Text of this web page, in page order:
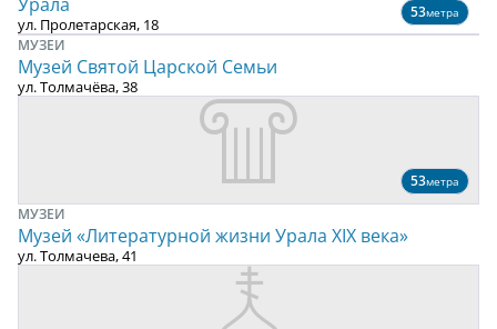
ул. Пролетарская, 18
53метра
МУЗЕИ
Музей Святой Царской Семьи
ул. Толмачёва, 38
53метра
МУЗЕИ
Музей «Литературной жизни Урала ХIХ века»
ул. Толмачева, 41